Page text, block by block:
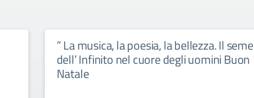
” La musica, la poesia, la bellezza. Il seme
dell’ Infinito nel cuore degli uomini Buon
Natale